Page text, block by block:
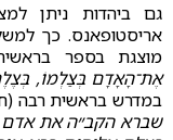
גם ביהדות ניתן
אריסטופאנס. כך
מוצגת בספר
אֶת־הָאָדָם בְּצַלְמוֹ,
במדרש בראשית רבה
שברא הקב״ה את אדם